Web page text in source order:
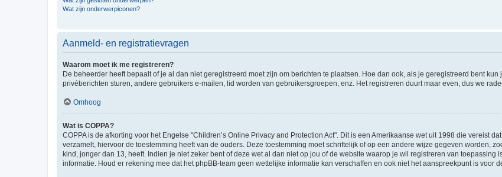
Wat zijn onderwerpiconen?
Aanmeld- en registratievragen
Waarom moet ik me registreren?
De beheerder heeft bepaalt of je al dan niet geregistreerd moet zijn om berichten te plaatsen. Hoe dan ook, als je geregistreerd bent
privéberichten sturen, andere gebruikers e-mailen, lid worden van gebruikersgroepen, enz. Het registreren duurt maar even, dus we
Omhoog
Wat is COPPA?
COPPA is de afkorting voor het Engelse "Children’s Online Privacy and Protection Act". Dit is een Amerikaanse wet uit 1998 die vereist
verzamelt, hiervoor de toestemming heeft van de ouders. Deze toestemming moet schriftelijk of op een andere wijze gegeven worden,
kind, jonger dan 13, heeft. Indien je niet zeker bent of deze wet al dan niet op jou of de website waarop je wil registreren van toepassing
informatie. Houd er rekening mee dat het phpBB-team geen wettelijke informatie kan verschaffen en ook niet het aanspreekpunt is voor